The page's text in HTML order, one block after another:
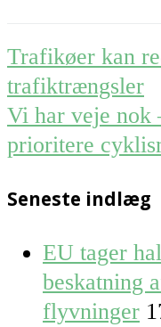
Post
navigation
Trafikøer kan
trafiktrængsler
Vi har veje nok
prioritere
Seneste indlæg
EU tager
beskatning
flyvninger